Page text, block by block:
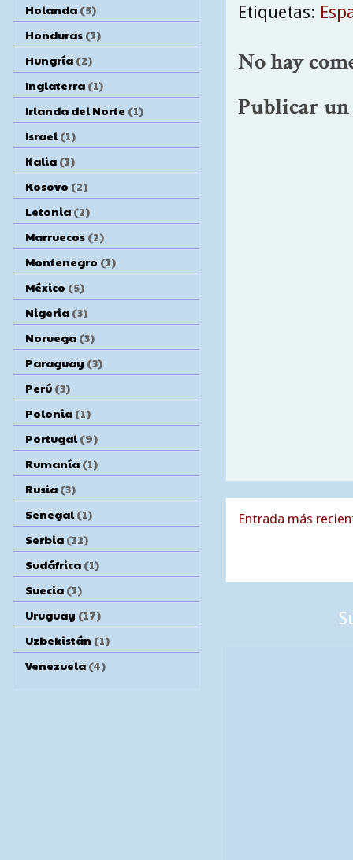
Etiquetas:
No hay
Publicar
Entrada más
Holanda (5)
Honduras (1)
Hungría (2)
Inglaterra (1)
Irlanda del Norte (1)
Israel (1)
Italia (1)
Kosovo (2)
Letonia (2)
Marruecos (2)
Montenegro (1)
México (5)
Nigeria (3)
Noruega (3)
Paraguay (3)
Perú (3)
Polonia (1)
Portugal (9)
Rumanía (1)
Rusia (3)
Senegal (1)
Serbia (12)
Sudáfrica (1)
Suecia (1)
Uruguay (17)
Uzbekistán (1)
Venezuela (4)